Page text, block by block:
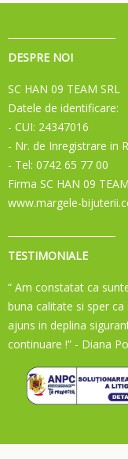
DESPRE NOI
SC HAN 09 TEAM SRL
Datele de identificare:
- CUI: 24347016
- Nr. de Inregistrare in
- Tel: 0742 65 77 00
Firma SC HAN 09
www.margele-
TESTIMONIALE
“ Am constatat ca
buna calitate si sper
ajuns in deplina
continuare !” - Diana